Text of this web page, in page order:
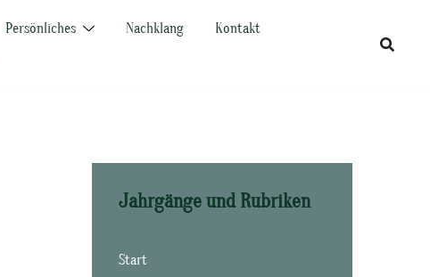
Persönliches Nachklang
Kontakt
Jahrgänge und Rubriken
Start